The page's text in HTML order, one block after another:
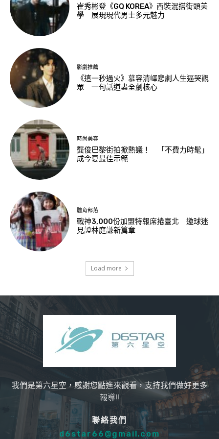
崔秀彬登《GQ KOREA》西裝混搭街頭美
學 展現現代男士多元魅力
影劇推薦
《這一秒過火》慕容清嶧悲劇人生逼哭觀
眾 一句話道盡全劇核心
時尚美容
龔俊巴黎街拍掀熱議！ 「不費力時髦」
成今夏最佳示範
體育部落
戰神3,000份加盟特報席捲臺北 邀球迷
見證林庭謙新篇章
Load more
我們是第六星空，感謝您點進來觀看，支持我們做好更多
報導!!
聯絡我們
d6star66@gmail.com